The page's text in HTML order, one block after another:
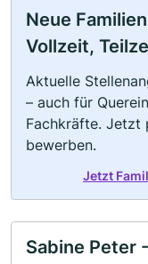
Neue
Vollzeit,
Aktuelle
– auch für
Fachkräfte. Jetzt
bewerben.
Jetzt
Sabine Peter